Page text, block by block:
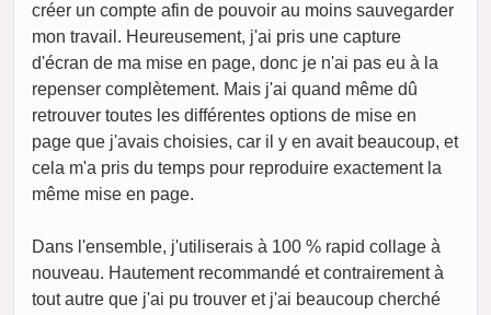
créer un compte afin de pouvoir au moins sauvegarder
mon travail. Heureusement, j'ai pris une capture
d'écran de ma mise en page, donc je n'ai pas eu à la
repenser complètement. Mais j'ai quand même dû
retrouver toutes les différentes options de mise en
page que j'avais choisies, car il y en avait beaucoup, et
cela m'a pris du temps pour reproduire exactement la
même mise en page.
Dans l'ensemble, j'utiliserais à 100 % rapid collage à
nouveau. Hautement recommandé et contrairement à
tout autre que j'ai pu trouver et j'ai beaucoup cherché